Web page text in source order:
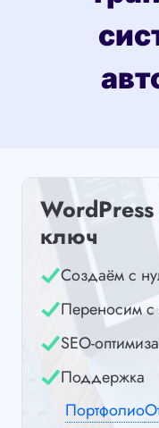
ключ
Создаём с
Переносим
SEO-
Поддержка
Портфолио